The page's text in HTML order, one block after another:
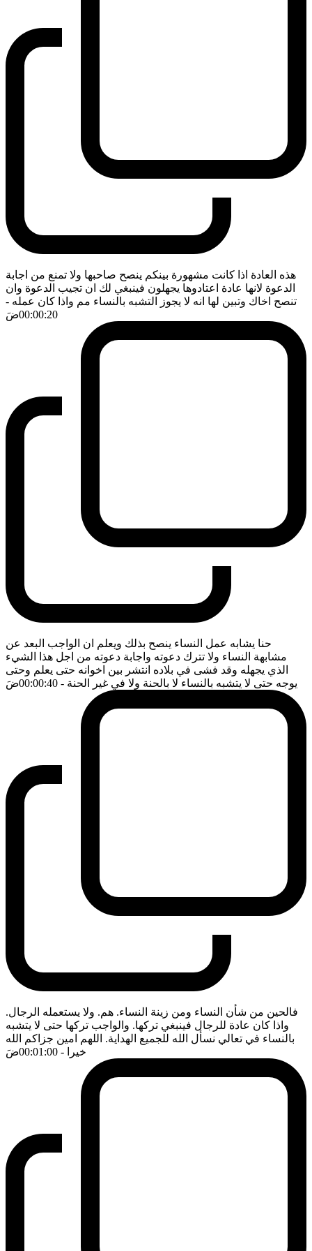
هذه العادة اذا كانت مشهورة بينكم ينصح صاحبها ولا تمنع من اجابة
الدعوة لانها عادة اعتادوها يجهلون فينبغي لك ان تجيب الدعوة وان
تنصح اخاك وتبين لها انه لا يجوز التشبه بالنساء مم واذا كان عمله -
00:00:20ضَ
حنا يشابه عمل النساء ينصح بذلك ويعلم ان الواجب البعد عن
مشابهة النساء ولا تترك دعوته واجابة دعوته من اجل هذا الشيء
الذي يجهله وقد فشى في بلاده انتشر بين اخوانه حتى يعلم وحتى
يوجه حتى لا يتشبه بالنساء لا بالحنة ولا في غير الحنة - 00:00:40 ضَ
فالحين من شأن النساء ومن زينة النساء. هم. ولا يستعمله الرجال.
واذا كان عادة للرجال فينبغي تركها. والواجب تركها حتى لا يتشبه
بالنساء في تعالي نسأل الله للجميع الهداية. اللهم امين جزاكم الله
خيرا - 00:01:00 ضَ